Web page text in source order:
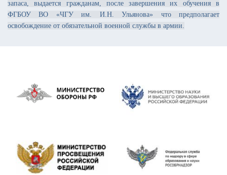
запаса, выдается гражданам, после завершения их обучения в
ФГБОУ ВО «ЧГУ им. И.Н. Ульянова» что предполагает
освобождение от обязательной военной службы в армии.